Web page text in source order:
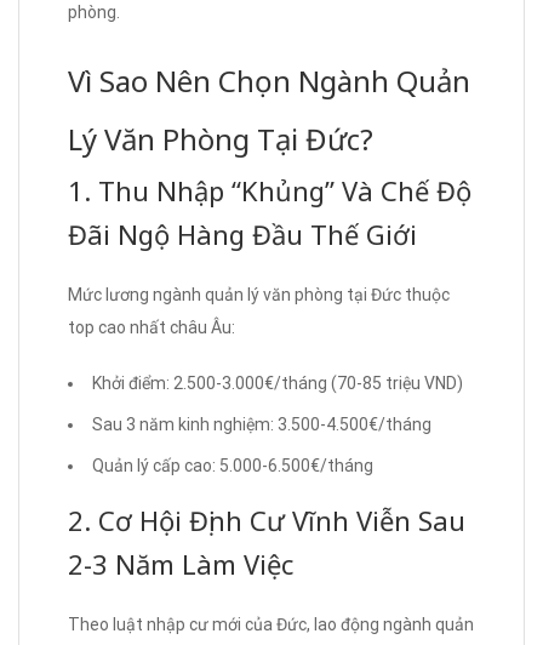
phòng.
Vì Sao Nên Chọn Ngành Quản
Lý Văn Phòng Tại Đức?
1. Thu Nhập “Khủng” Và Chế Độ
Đãi Ngộ Hàng Đầu Thế Giới
Mức lương ngành quản lý văn phòng tại Đức thuộc
top cao nhất châu Âu:
Khởi điểm: 2.500-3.000€/tháng (70-85 triệu VND)
Sau 3 năm kinh nghiệm: 3.500-4.500€/tháng
Quản lý cấp cao: 5.000-6.500€/tháng
2. Cơ Hội Định Cư Vĩnh Viễn Sau
2-3 Năm Làm Việc
Theo luật nhập cư mới của Đức, lao động ngành quản